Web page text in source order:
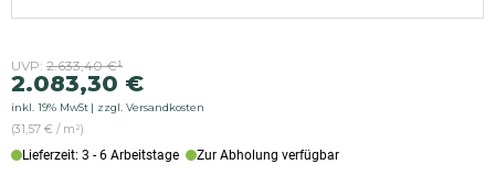
UVP: 2.633,40€¹
Ursprünglicher
Preis
war:
2.633,40 €
2.083,30 €
Aktueller
Preis
ist:
2.083,30 €.
inkl. 19% MwSt zzgl. Versandkosten
(31,57 € / m²)
Lieferzeit: 3 - 6 Arbeitstage Zur Abholung verfügbar